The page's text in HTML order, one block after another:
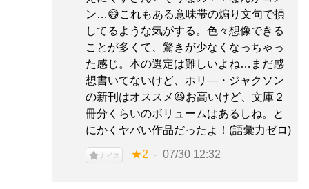
ン…😅これもある意味帯の煽り文句で損
してるような気がする。色々想像できる
ことが多くて、驚きが少なくなっちゃっ
た感じ。本の選定は難しいよね…まだ感
想書いてないけど、ホリ―・ジャクソン
の新刊はオススメ😆お高いけど、文庫２
冊分くらいのボリュームはあるしね。と
にかくヤバい作品だったよ！(語彙力ゼロ)
ナイス ★2 07/30 12:32